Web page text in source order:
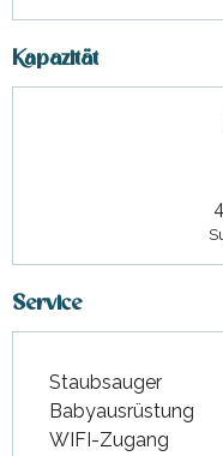
Kapazität
Service
Staubsauger
Babyausrüstung
WIFI-Zugang